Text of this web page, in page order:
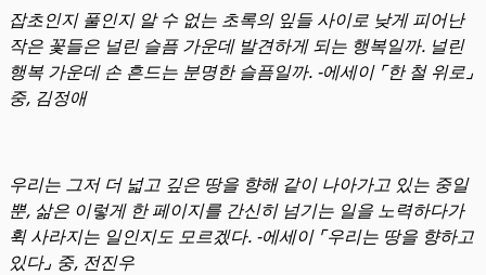
잡초인지 풀인지 알 수 없는 초록의 잎들 사이로 낮게 피어난
작은 꽃들은 널린 슬픔 가운데 발견하게 되는 행복일까. 널린
행복 가운데 손 흔드는 분명한 슬픔일까. -에세이 ⌜한 철 위로⌟
중, 김정애
우리는 그저 더 넓고 깊은 땅을 향해 같이 나아가고 있는 중일
뿐, 삶은 이렇게 한 페이지를 간신히 넘기는 일을 노력하다가
휙 사라지는 일인지도 모르겠다. -에세이 ⌜우리는 땅을 향하고
있다⌟ 중, 전진우